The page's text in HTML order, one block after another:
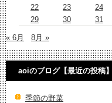
22
23 24
29
30 31
« 6月 8月 »
aoiのブログ【最近の投稿】
季節の野菜